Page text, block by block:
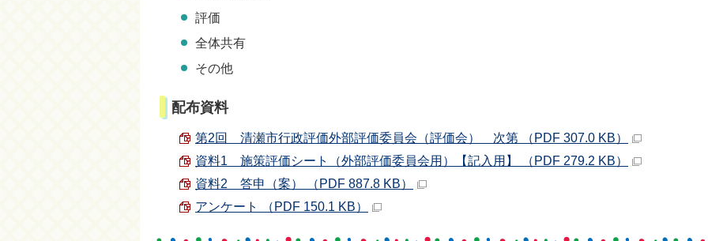
評価
全体共有
その他
配布資料
第2回 清瀬市行政評価外部評価委員会（評価会） 次第 （PDF 307.0 KB）
資料1 施策評価シート（外部評価委員会用）【記入用】 （PDF 279.2 KB）
資料2 答申（案） （PDF 887.8 KB）
アンケート （PDF 150.1 KB）